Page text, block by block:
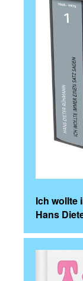
Ich wollte
Hans